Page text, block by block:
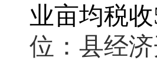
业亩均税收
位：县经济